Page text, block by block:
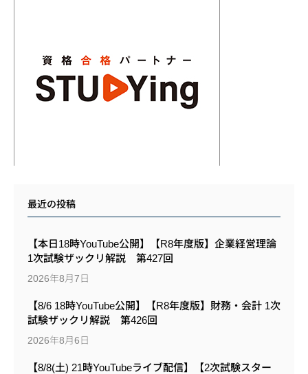
最近の投稿
【本日18時YouTube公開】【R8年度版】企業経営理論
1次試験ザックリ解説 第427回
2026年8月7日
【8/6 18時YouTube公開】【R8年度版】財務・会計 1次
試験ザックリ解説 第426回
2026年8月6日
【8/8(土) 21時YouTubeライブ配信】【2次試験スター